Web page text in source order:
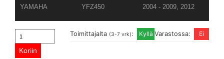
YAMAHA
YFZ450 2004 - 2009, 2012
Varastossa:
Toimittajalta (3-7 vrk):